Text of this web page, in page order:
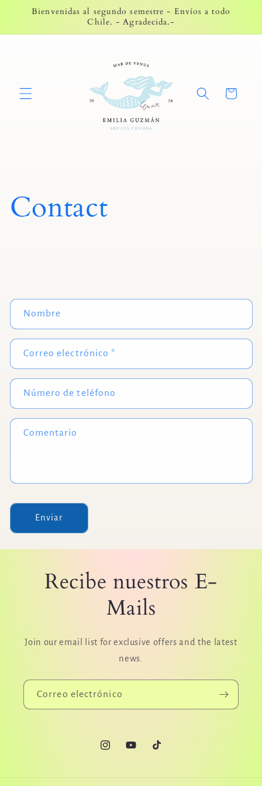
directamente
Bienvenidas al segundo semestre - Envíos a todo
Chile. - Agradecida.-
Carrito
Contact
F
o
r
m
u
a
r
d
e
o
n
Nombre
Correo electrónico*
Número de teléfono
Comentario
Enviar
Recibe nuestros E-
Mails
Join our email list for exclusive offers and the latest
news.
Correo electrónico
InstagramYouTubeTikTok